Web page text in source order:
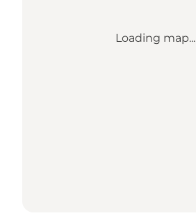
Loading map...